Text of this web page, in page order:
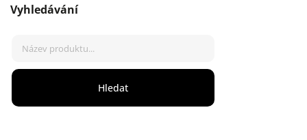
Vyhledávání
Hledat